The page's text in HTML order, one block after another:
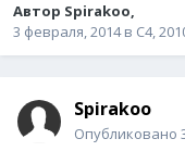
Автор Spirakoo,
3 февраля, 2014в C4,
Spirakoo
Опубликовано